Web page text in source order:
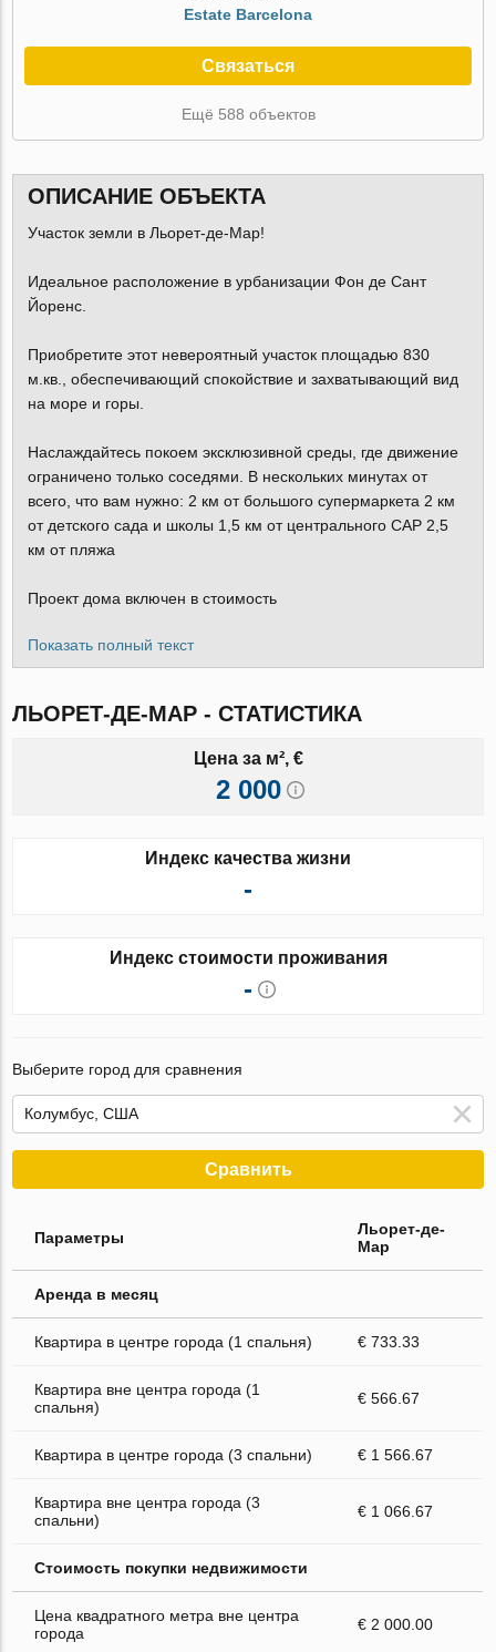
Estate Barcelona
Связаться
Ещё 588 объектов
ОПИСАНИЕ ОБЪЕКТА
Участок земли в Льорет-де-Мар!
Идеальное расположение в урбанизации Фон де Сант
Йоренс.
Приобретите этот невероятный участок площадью 830
м.кв., обеспечивающий спокойствие и захватывающий вид
на море и горы.
Наслаждайтесь покоем эксклюзивной среды, где движение
ограничено только соседями. В нескольких минутах от
всего, что вам нужно: 2 км от большого супермаркета 2 км
от детского сада и школы 1,5 км от центрального CAP 2,5
км от пляжа
Проект дома включен в стоимость
Показать полный текст
ЛЬОРЕТ-ДЕ-МАР - СТАТИСТИКА
Цена за м², €
2 000
Индекс качества жизни
-
Индекс стоимости проживания
-
Выберите город для сравнения
Сравнить
Параметры
Льорет-де-
Мар
Аренда в месяц
Квартира в центре города (1 спальня) € 733.33
Квартира вне центра города (1
спальня)
€ 566.67
Квартира в центре города (3 спальни) € 1 566.67
Квартира вне центра города (3
спальни)
€ 1 066.67
Стоимость покупки недвижимости
Цена квадратного метра вне центра
города
€ 2 000.00